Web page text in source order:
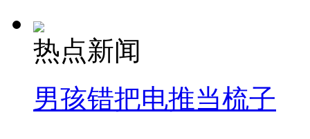
热点新闻
男孩错把电推当梳子